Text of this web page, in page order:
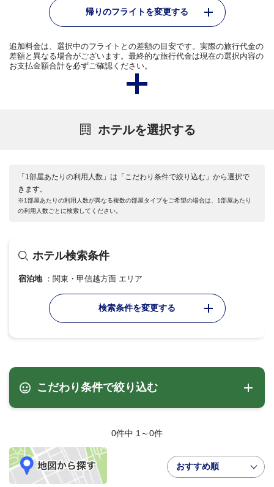
帰りのフライトを変更する
追加料金は、選択中のフライトとの差額の目安です。実際の旅行代金の
差額と異なる場合がございます。最終的な旅行代金は現在の選択内容の
お支払金額合計を必ずご確認ください。
ホテルを選択する
「1部屋あたりの利用人数」は「こだわり条件で絞り込む」から選択で
きます。
※1部屋あたりの利用人数が異なる複数の部屋タイプをご希望の場合は、1部屋あたり
の利用人数ごとに検索してください。
ホテル検索条件
宿泊地 関東・甲信越方面 エリア
検索条件を変更する
こだわり条件で絞り込む
0件中 1～0件
おすすめ順